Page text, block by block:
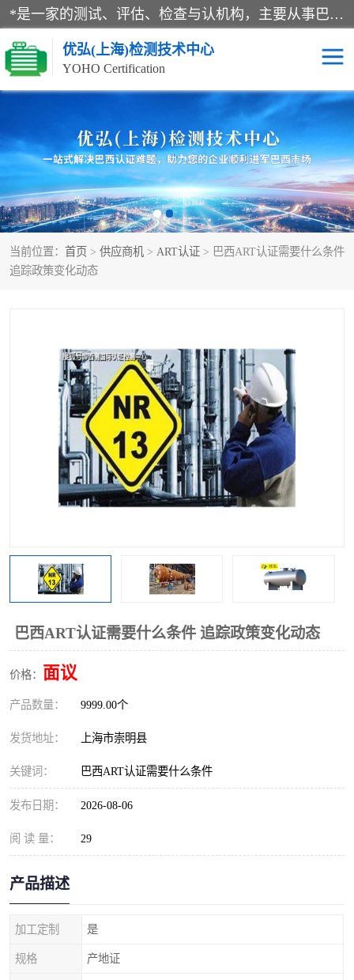
*是一家的测试、评估、检查与认机构，主要从事巴西NR10认证、NR12认证、NR13认证；ANATEL认证、INMTRO认证，欧盟CE认证：MD认证，PED认证，MID认证，ATEX认证，德国蓝色天使认证。
优弘(上海)检测技术中心
YOHO Certification
当前位置： 首页 > 供应商机 > ART认证 > 巴西ART认证需要什么条件
追踪政策变化动态
巴西ART认证需要什么条件 追踪政策变化动态
价格： 面议
产品数量： 9999.00个
发货地址： 上海市崇明县
关键词： 巴西ART认证需要什么条件
发布日期： 2026-08-06
阅 读 量： 29
产品描述
加工定制 是
规格 产地证
RECYCLASS认证 NR10认证
NR12认证 NR13认证
ART认证 巴西NR认证
巴西认证 RETIE认证